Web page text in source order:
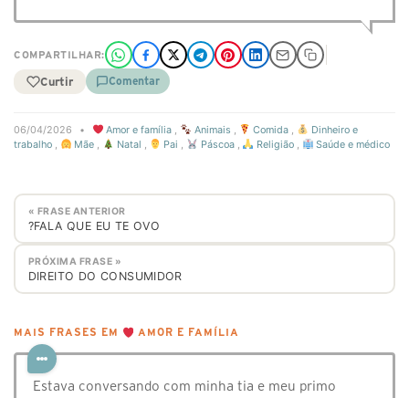
COMPARTILHAR:
Curtir Comentar
06/04/2026 • Amor e família , Animais , Comida ,
Dinheiro e
trabalho , Mãe , Natal , Pai , Páscoa, Religião, Saúde e médico
« FRASE ANTERIOR
?FALA QUE EU TE OVO
PRÓXIMA FRASE »
DIREITO DO CONSUMIDOR
MAIS FRASES EM AMOR E FAMÍLIA
Estava conversando com minha tia e meu primo